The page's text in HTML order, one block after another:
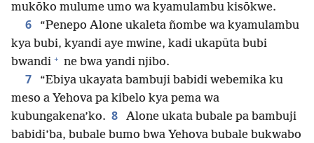
mukōko mulume umo wa kyamulambu kisōkwe.
6
“Penepo Alone ukaleta ñombe wa kyamulambu
kya bubi, kyandi aye mwine, kadi ukapūta bubi
bwandi + ne bwa yandi njibo.
7
“Ebiya ukayata bambuji babidi webemika ku
meso a Yehova pa kibelo kya pema wa
kubungakena’ko. 8
Alone ukata bubale pa bambuji
babidi’ba, bubale bumo bwa Yehova bubale bukwabo